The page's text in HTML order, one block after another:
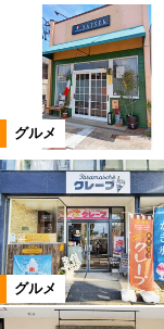
グルメ
グルメ